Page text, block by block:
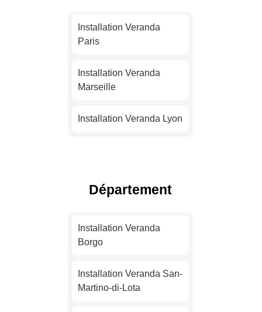
Installation Veranda
Paris
Installation Veranda
Marseille
Installation Veranda Lyon
Installation Veranda Nice
Installation Veranda
Nantes
Installation Veranda
Strasbourg
Département
Installation Veranda
Borgo
Installation Veranda San-
Martino-di-Lota